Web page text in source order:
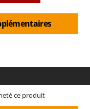
ce produit